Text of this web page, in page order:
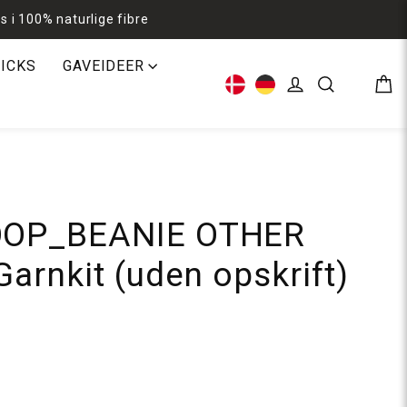
i 100% naturlige fibre
GAVEIDEER
OTHER
(uden opskrift)